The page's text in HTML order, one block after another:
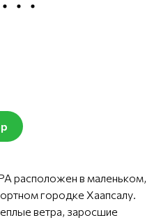
расположен в маленьком,
городке Хаапсалу.
ветра, заросшие